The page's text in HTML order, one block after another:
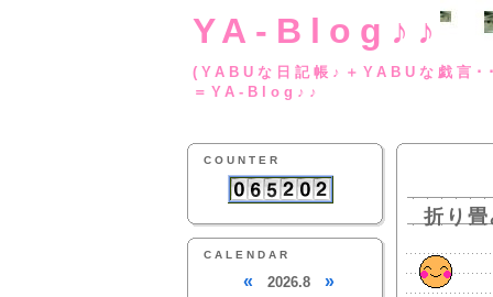
YA-Blog♪♪
(YABUな日記帳♪
＝YA-Blog♪♪
COUNTER
CALENDAR
« 2026.8 »
折り